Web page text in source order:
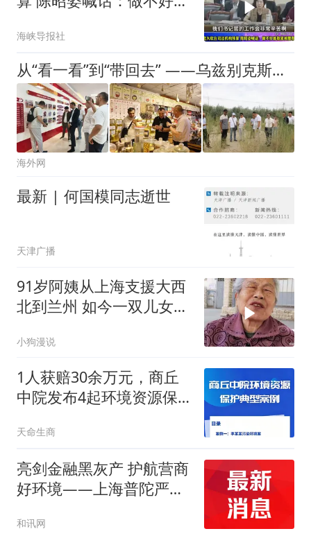
海峡导报社
从“看一看”到“带回去” ——乌兹别克斯坦友好人士代表团参访新疆
海外网
最新 | 何国模同志逝世
天津广播
91岁阿姨从上海支援大西
北到兰州 如今一双儿女成
小狗漫说
1人获赔30余万元，商丘
中院发布4起环境资源保
天命生商
亮剑金融黑灰产 护航营商
好环境——上海普陀严
筑牢金融法治屏障
和讯网